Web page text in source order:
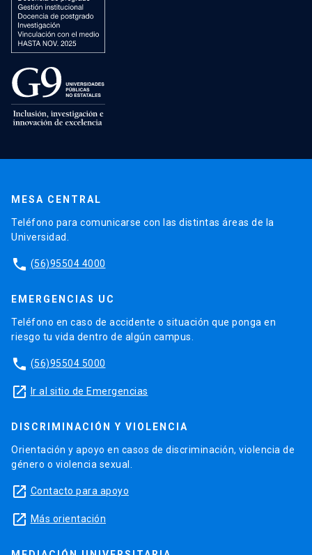
MESA CENTRAL
Teléfono para comunicarse con las distintas áreas de la
Universidad.
phone (56)95504 4000
EMERGENCIAS UC
Teléfono en caso de accidente o situación que ponga en
riesgo tu vida dentro de algún campus.
phone (56)95504 5000
launch Ir al sitio de Emergencias
DISCRIMINACIÓN Y VIOLENCIA
Orientación y apoyo en casos de discriminación, violencia de
género o violencia sexual.
launch Contacto para apoyo
launch Más orientación